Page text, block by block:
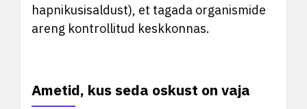
hapnikusisaldust), et tagada organismide
areng kontrollitud keskkonnas.
Ametid, kus seda oskust on vaja